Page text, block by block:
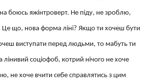
боюсь яжінтроверт. Не піду, не зроблю,
Це що, нова форма ліні? Якщо ти хочеш бути
виступати перед людьми, то мабуть ти
лінивий соціофоб, котрий нічого не хоче
не хоче вчити себе справлятись з цим